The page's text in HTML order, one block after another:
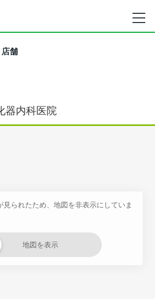
舗
器内科医院
見られたため、地図を非表示にしていま
地図を表示